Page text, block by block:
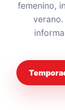
femenino,